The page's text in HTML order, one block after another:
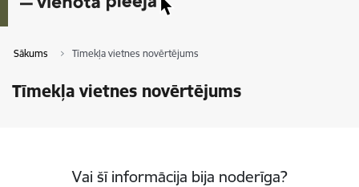
Sākums Tīmekļa vietnes novērtējums
Tīmekļa vietnes novērtējums
Vai šī informācija bija noderīga?